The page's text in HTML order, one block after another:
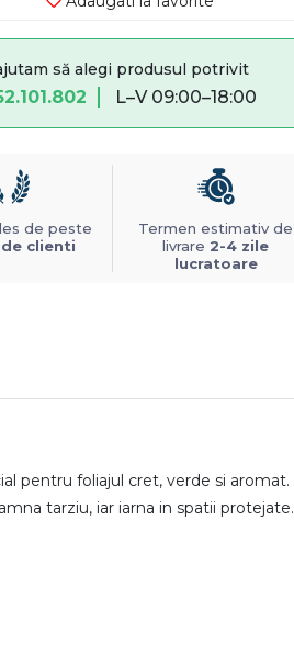
să alegi produsul potrivit
L–V 09:00–18:00
de peste
clienti
Termen estimativ de
livrare 2-4 zile
lucratoare
pentru foliajul cret, verde si aromat.
tarziu, iar iarna in spatii protejate.